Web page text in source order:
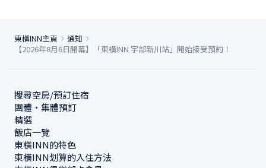
東橫INN主頁
通知
【2026年8月6日開幕】「東橫INN 宇部新川站」開始接受預約！
搜尋空房/預訂住宿
團體・集體預訂
精選
飯店一覽
東橫INN的特色
東橫INN划算的入住方法